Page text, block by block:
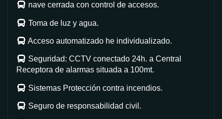
nave cerrada con control de accesos.
Toma de luz y agua.
Acceso automatizado he individualizado.
Seguridad: CCTV conectado 24h. a Central
Receptora de alarmas situada a 100mt.
Sistemas Protección contra incendios.
Seguro de responsabilidad civil.